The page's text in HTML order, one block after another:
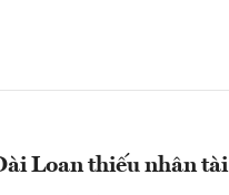
Loan thiếu nhân tài